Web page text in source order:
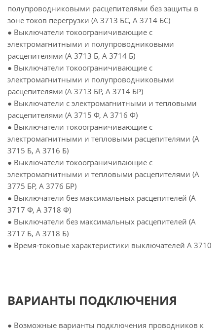
полупроводниковыми расцепителями без защиты в
зоне токов перегрузки (А 3713 БС, А 3714 БС)
● Выключатели токоограничивающие с
электромагнитными и полупроводниковыми
расцепителями (А 3713 Б, А 3714 Б)
● Выключатели токоограничивающие с
электромагнитными и полупроводниковыми
расцепителями (А 3713 БР, А 3714 БР)
● Выключатели с электромагнитными и тепловыми
расцепителями (А 3715 Ф, А 3716 Ф)
● Выключатели токоограничивающие с
электромагнитными и тепловыми расцепителями (А
3715 Б, А 3716 Б)
● Выключатели токоограничивающие с
электромагнитными и тепловыми расцепителями (А
3775 БР, А 3776 БР)
● Выключатели без максимальных расцепителей (А
3717 Ф, А 3718 Ф)
● Выключатели без максимальных расцепителей (А
3717 Б, А 3718 Б)
● Время-токовые характеристики выключателей А 3710
ВАРИАНТЫ ПОДКЛЮЧЕНИЯ
● Возможные варианты подключения проводников к